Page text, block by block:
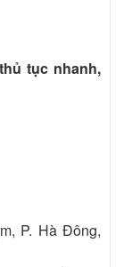
tục nhanh,
P. Hà Đông,